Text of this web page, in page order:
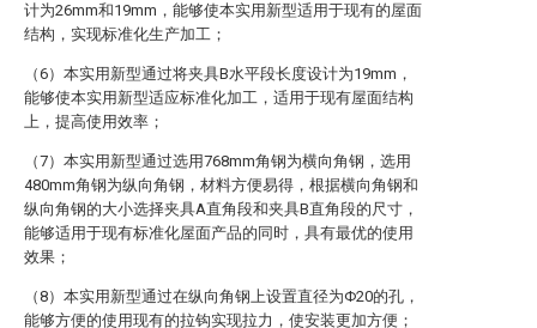
计为26mm和19mm，能够使本实用新型适用于现有的屋面
结构，实现标准化生产加工；
（6）本实用新型通过将夹具B水平段长度设计为19mm，
能够使本实用新型适应标准化加工，适用于现有屋面结构
上，提高使用效率；
（7）本实用新型通过选用768mm角钢为横向角钢，选用
480mm角钢为纵向角钢，材料方便易得，根据横向角钢和
纵向角钢的大小选择夹具A直角段和夹具B直角段的尺寸，
能够适用于现有标准化屋面产品的同时，具有最优的使用
效果；
（8）本实用新型通过在纵向角钢上设置直径为Φ20的孔，
能够方便的使用现有的拉钩实现拉力，使安装更加方便；